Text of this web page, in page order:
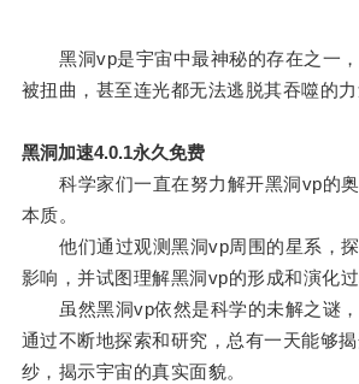
黑洞vp是宇宙中最神秘的存在之一，
被扭曲，甚至连光都无法逃脱其吞噬的力
黑洞加速4.0.1永久免费
科学家们一直在努力解开黑洞vp的奥
本质。
他们通过观测黑洞vp周围的星系，探
影响，并试图理解黑洞vp的形成和演化过
虽然黑洞vp依然是科学的未解之谜，
通过不断地探索和研究，总有一天能够
纱，揭示宇宙的真实面貌。